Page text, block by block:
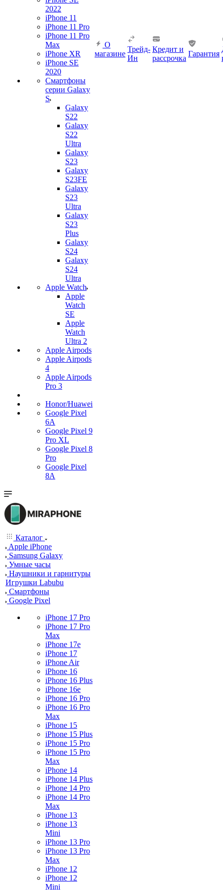
2022
iPhone 11
iPhone 11 Pro
iPhone 11 Pro
Max
iPhone XR
iPhone SE
2020
Смартфоны
серии Galaxy
S
Galaxy
S22
Galaxy
S22
Ultra
Galaxy
S23
Galaxy
S23FE
Galaxy
S23
Ultra
Galaxy
S23
Plus
Galaxy
S24
Galaxy
S24
Ultra
Apple Watch
Apple
Watch
SE
Apple
Watch
Ultra 2
Apple Airpods
Apple Airpods
4
Apple Airpods
Pro 3
Honor/Huawei
Google Pixel
6A
Google Pixel 9
Pro XL
Google Pixel 8
Pro
Google Pixel
8A
О
магазине
Трейд-
Ин
Кредит и
рассрочка
Гарантия
Каталог
Apple iPhone
Samsung Galaxy
Умные часы
Наушники и гарнитуры
Игрушки Labubu
Смартфоны
Google Pixel
iPhone 17 Pro
iPhone 17 Pro
Max
iPhone 17e
iPhone 17
iPhone Air
iPhone 16
iPhone 16 Plus
iPhone 16e
iPhone 16 Pro
iPhone 16 Pro
Max
iPhone 15
iPhone 15 Plus
iPhone 15 Pro
iPhone 15 Pro
Max
iPhone 14
iPhone 14 Plus
iPhone 14 Pro
iPhone 14 Pro
Max
iPhone 13
iPhone 13
Mini
iPhone 13 Pro
iPhone 13 Pro
Max
iPhone 12
iPhone 12
Mini